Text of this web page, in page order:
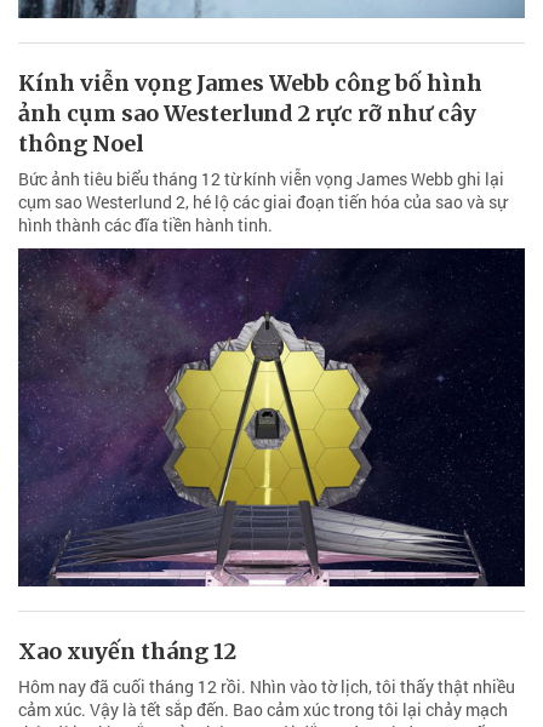
Kính viễn vọng James Webb công bố hình
ảnh cụm sao Westerlund 2 rực rỡ như cây
thông Noel
Bức ảnh tiêu biểu tháng 12 từ kính viễn vọng James Webb ghi lại
cụm sao Westerlund 2, hé lộ các giai đoạn tiến hóa của sao và sự
hình thành các đĩa tiền hành tinh.
Xao xuyến tháng 12
Hôm nay đã cuối tháng 12 rồi. Nhìn vào tờ lịch, tôi thấy thật nhiều
cảm xúc. Vậy là tết sắp đến. Bao cảm xúc trong tôi lại chảy mạch